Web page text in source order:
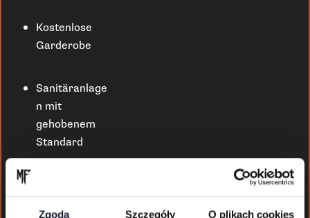
Zgoda Szczegóły O plikach cookies
Kostenlose
Garderobe
Sanitäranlage
n mit
gehobenem
Standard